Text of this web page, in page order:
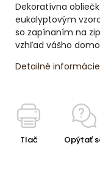
Dekoratívna
eukalyptovým
so zapínaním na
vzhľad vášho
Detailné informácie
Tlač Opýtať